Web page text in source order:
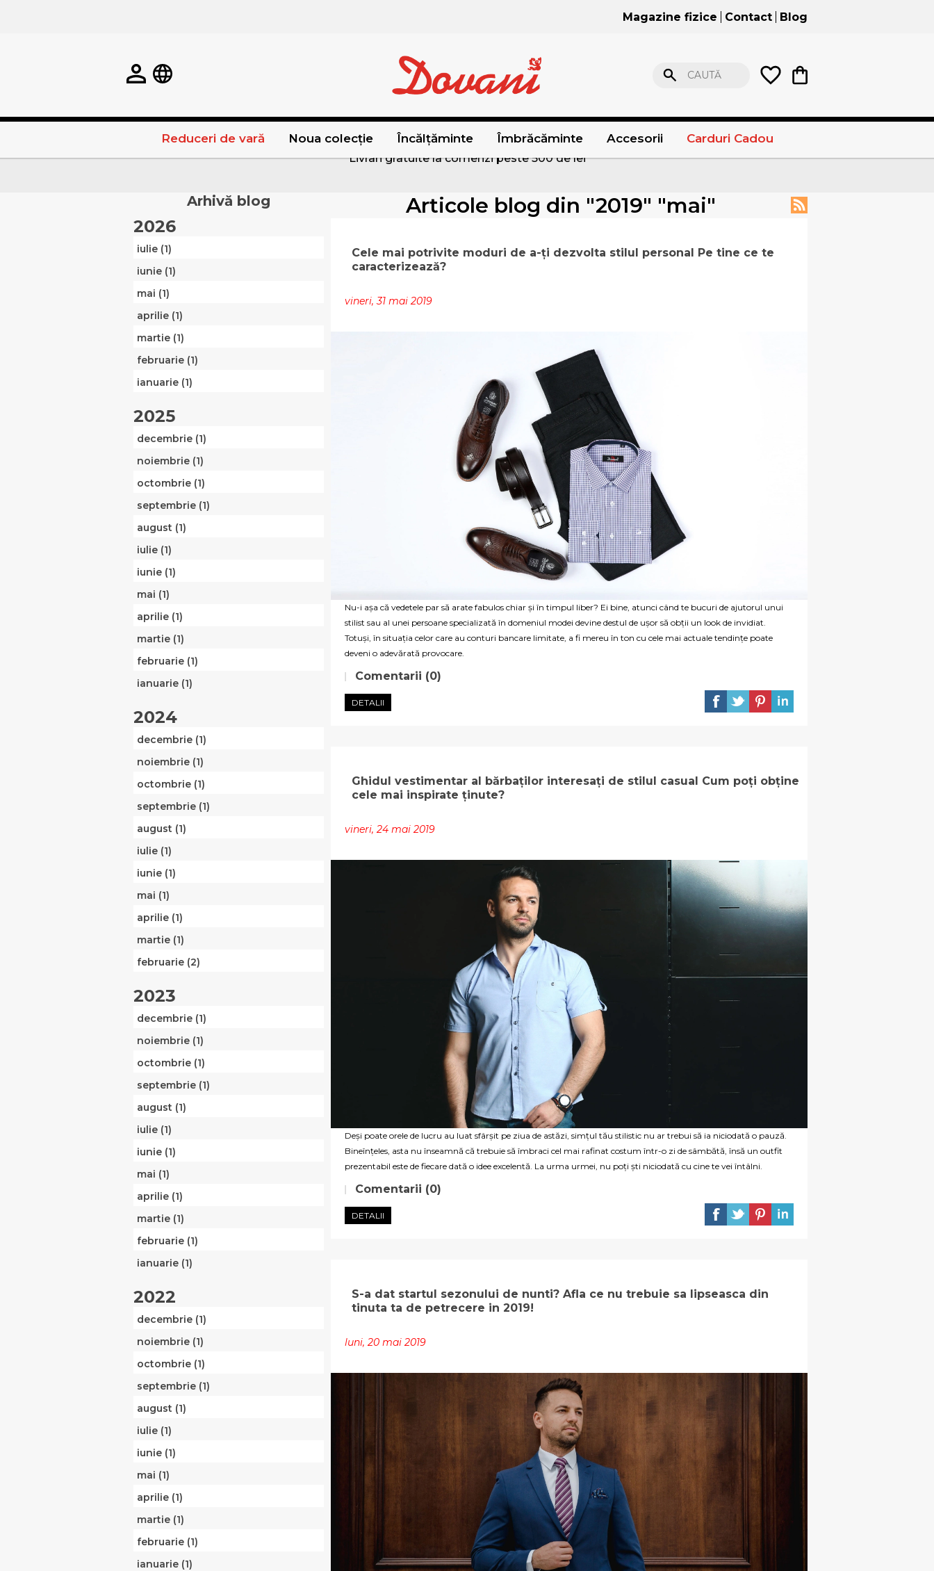
Magazine fizice Contact Blog
CAUTĂ
Reduceri de vară Noua colecție Încălțăminte Îmbrăcăminte Accesorii Carduri Cadou
Livrari gratuite la comenzi peste 500 de lei
Arhivă blog
2026
iulie (1)
iunie (1)
mai (1)
aprilie (1)
martie (1)
februarie (1)
ianuarie (1)
2025
decembrie (1)
noiembrie (1)
octombrie (1)
septembrie (1)
august (1)
iulie (1)
iunie (1)
mai (1)
aprilie (1)
martie (1)
februarie (1)
ianuarie (1)
2024
decembrie (1)
noiembrie (1)
octombrie (1)
septembrie (1)
august (1)
iulie (1)
iunie (1)
mai (1)
aprilie (1)
martie (1)
februarie (2)
2023
decembrie (1)
noiembrie (1)
octombrie (1)
septembrie (1)
august (1)
iulie (1)
iunie (1)
mai (1)
aprilie (1)
martie (1)
februarie (1)
ianuarie (1)
2022
decembrie (1)
noiembrie (1)
octombrie (1)
septembrie (1)
august (1)
iulie (1)
iunie (1)
mai (1)
aprilie (1)
martie (1)
februarie (1)
ianuarie (1)
Articole blog din "2019" "mai"
Cele mai potrivite moduri de a-ți dezvolta stilul personal Pe tine ce te
caracterizează?
vineri, 31 mai 2019
Nu-i așa că vedetele par să arate fabulos chiar și în timpul liber? Ei bine, atunci când te bucuri de ajutorul unui
stilist sau al unei persoane specializată în domeniul modei devine destul de ușor să obții un look de invidiat.
Totuși, în situația celor care au conturi bancare limitate, a fi mereu în ton cu cele mai actuale tendințe poate
deveni o adevărată provocare.
Comentarii (0)
DETALII
Ghidul vestimentar al bărbaților interesați de stilul casual Cum poți obține
cele mai inspirate ținute?
vineri, 24 mai 2019
Deși poate orele de lucru au luat sfârșit pe ziua de astăzi, simțul tău stilistic nu ar trebui să ia niciodată o pauză.
Bineînțeles, asta nu înseamnă că trebuie să îmbraci cel mai rafinat costum într-o zi de sâmbătă, însă un outfit
prezentabil este de fiecare dată o idee excelentă. La urma urmei, nu poți ști niciodată cu cine te vei întâlni.
Comentarii (0)
DETALII
S-a dat startul sezonului de nunti? Afla ce nu trebuie sa lipseasca din
tinuta ta de petrecere in 2019!
luni, 20 mai 2019